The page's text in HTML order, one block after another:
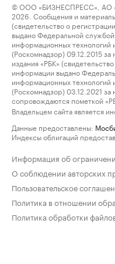
© ООО «БИЗНЕСПРЕСС», АО
2026. Сообщения и
(свидетельство о
выдано Федеральной
информационных технологий
(Роскомнадзор) 09.12.2015
издания «РБК»
информации выдано
информационных технологий
(Роскомнадзор) 03.12.2021
сопровождаются пометкой
Владельцем сайта является
Данные предоставлены:
Индексы облигаций
Информация об
О соблюдении авторских
Пользовательское
Политика в отношении
Политика обработки